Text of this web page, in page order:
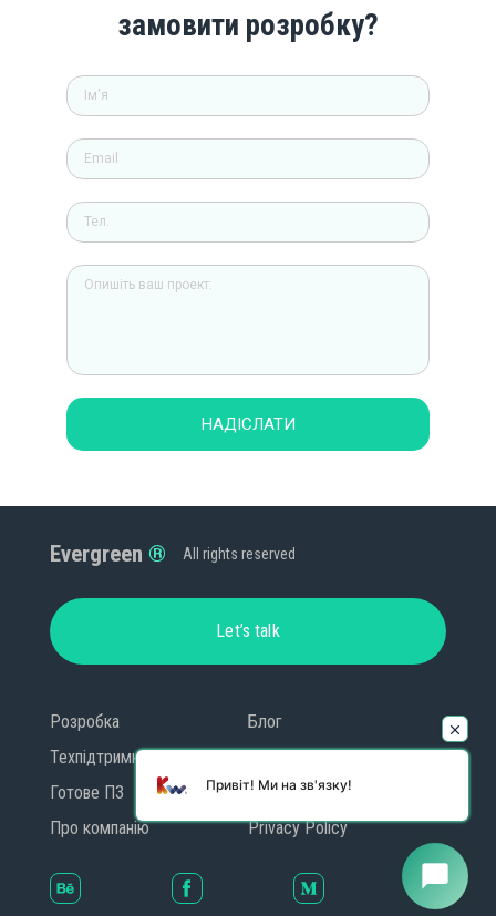
замовити розробку?
НАДІСЛАТИ
Evergreen All rights reserved
Let’s talk
Розробка
Техпідтримка
Готове ПЗ
Про компанію
Блог
Контакти
GDPR
Privacy Policy
Привіт! Ми на зв'язку!
chat_bubble